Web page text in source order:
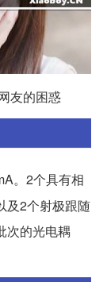
友的困惑
。2个具有相
及2个射极跟随
次的光电耦